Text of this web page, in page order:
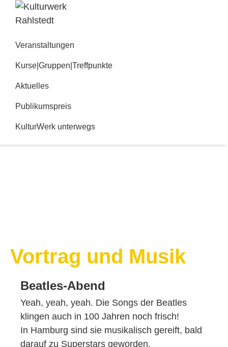
Hauptnavigation
Zum
Inhalt
Rahlstedt
Veranstaltungen
Kurse|Gruppen|Treffpunkte
Aktuelles
Publikumspreis
KulturWerk unterwegs
Vortrag und Musik
Beatles-Abend
Yeah, yeah, yeah. Die Songs der Beatles
klingen auch in 100 Jahren noch frisch!
In Hamburg sind sie musikalisch gereift, bald
darauf zu Superstars geworden.